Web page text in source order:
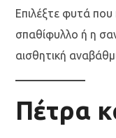
Επιλέξτε φυτά
σπαθίφυλλο ή η
αισθητική
Πέτρα